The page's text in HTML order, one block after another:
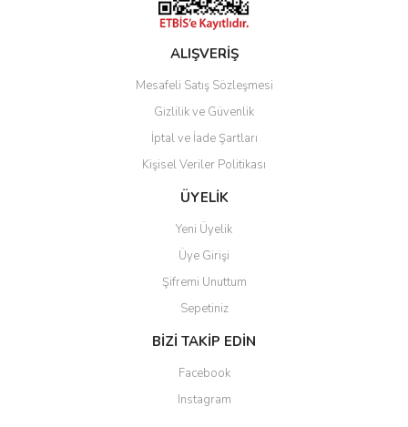
ALIŞVERİŞ
Mesafeli Satış Sözleşmesi
Gizlilik ve Güvenlik
İptal ve İade Şartları
Kişisel Veriler Politikası
ÜYELİK
Yeni Üyelik
Üye Girişi
Şifremi Unuttum
Sepetiniz
BİZİ TAKİP EDİN
Facebook
Instagram